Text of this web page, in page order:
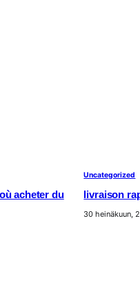
acheter du
Uncategorized
livraison
30 heinäkuun,